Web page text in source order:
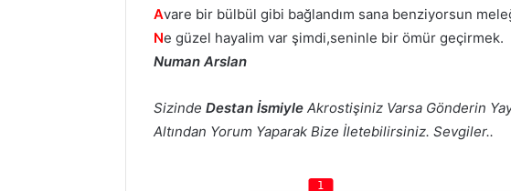
Avare bir bülbül gibi bağlandım sana benziyorsun
Ne güzel hayalim var şimdi,seninle bir ömür geçirmek.
Numan Arslan
Sizinde Destan İsmiyle Akrostişiniz Varsa Gönderin
Altından Yorum Yaparak Bize İletebilirsiniz. Sevgiler..
1